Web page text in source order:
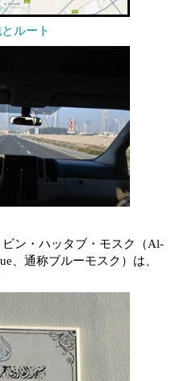
ルート
ン・ハッタブ・モスク（Al-
、通称ブルーモスク）は、